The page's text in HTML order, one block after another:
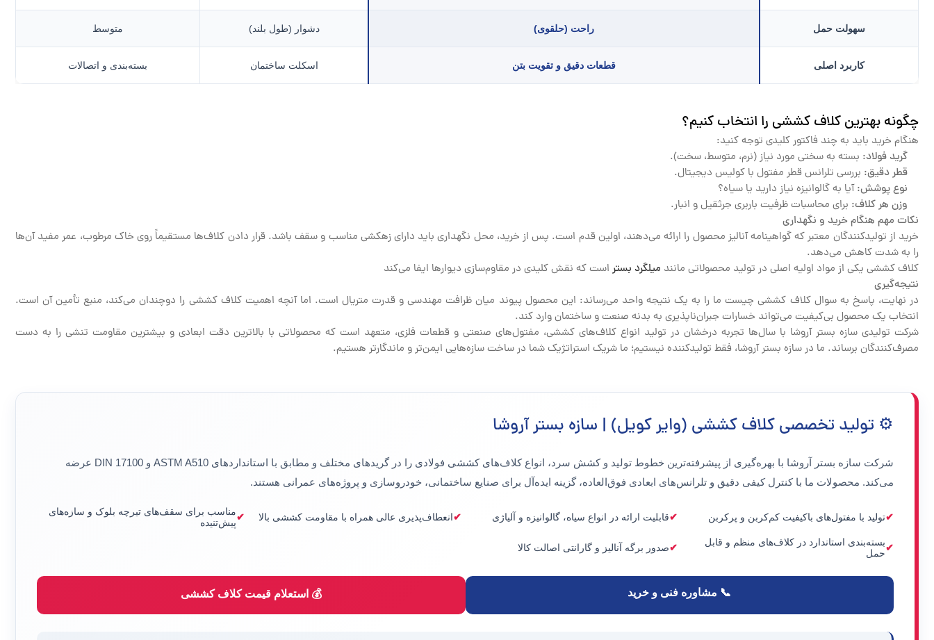
سهولت حمل راحت (حلقوی) دشوار (طول بلند) متوسط
کاربرد اصلی قطعات دقیق و تقویت بتن اسکلت ساختمان بسته‌بندی و اتصالات
چگونه بهترین کلاف کششی را انتخاب کنیم؟
هنگام خرید باید به چند فاکتور کلیدی توجه کنید:
گرید فولاد: بسته به سختی مورد نیاز (نرم، متوسط، سخت).
قطر دقیق: بررسی تلرانس قطر مفتول با کولیس دیجیتال.
نوع پوشش:آیا به گالوانیزه نیاز دارید یا سیاه؟
وزن هر کلاف: برای محاسبات ظرفیت باربری جرثقیل و انبار.
نکات مهم هنگام خرید و نگهداری
خرید از تولیدکنندگان معتبر که گواهینامه آنالیز محصول را ارائه می‌دهند، اولین قدم است. پس از خرید، محل نگهداری باید دارای زهکشی مناسب و سقف باشد. قرار دادن کلاف‌ها مستقیماً روی خاک مرطوب، عمر مفید آن‌ها
را به شدت کاهش می‌دهد.
کلاف کششی یکی از مواد اولیه اصلی در تولید محصولاتی مانند میلگرد بستر است که نقش کلیدی در مقاوم‌سازی دیوارها ایفا می‌کند
نتیجه‌گیری
در نهایت، پاسخ به سوال کلاف کششی چیست ما را به یک نتیجه واحد می‌رساند: این محصول پیوند میان ظرافت مهندسی و قدرت متریال است. اما آنچه اهمیت کلاف کششی را دوچندان می‌کند، منبع تأمین آن است.
انتخاب یک محصول بی‌کیفیت می‌تواند خسارات جبران‌ناپذیری به بدنه صنعت و ساختمان وارد کند.
شرکت تولیدی سازه بستر آروشا با سال‌ها تجربه درخشان در تولید انواع کلاف‌های کششی، مفتول‌های صنعتی و قطعات فلزی، متعهد است که محصولاتی با بالاترین دقت ابعادی و بیشترین مقاومت تنشی را به دست
مصرف‌کنندگان برساند. ما در سازه بستر آروشا، فقط تولیدکننده نیستیم؛ ما شریک استراتژیک شما در ساخت سازه‌هایی ایمن‌تر و ماندگارتر هستیم.
⚙️ تولید تخصصی کلاف کششی (وایر کویل) | سازه بستر آروشا
شرکت سازه بستر آروشا با بهره‌گیری از پیشرفته‌ترین خطوط تولید و کشش سرد، انواعکلاف‌های کششی فولادی را در گریدهای مختلف و مطابق با استانداردهای ASTM A510 و DIN 17100 عرضه
می‌کند. محصولات ما با کنترل کیفی دقیق و تلرانس‌های ابعادی فوق‌العاده، گزینه ایده‌آل برای صنایع ساختمانی، خودروسازی و پروژه‌های عمرانی هستند.
تولید با مفتول‌های باکیفیت کم‌کربن و پرکربن قابلیت ارائه در انواع سیاه، گالوانیزه و آلیاژی انعطاف‌پذیری عالی همراه با مقاومت کششی بالا
مناسب برای سقف‌های تیرچه بلوک و سازه‌های
پیش‌تنیده
بسته‌بندی استاندارد در کلاف‌های منظم و قابل
حمل
صدور برگه آنالیز و گارانتی اصالت کالا
📞 مشاوره فنی و خرید 💰 استعلام قیمت کلاف کششی